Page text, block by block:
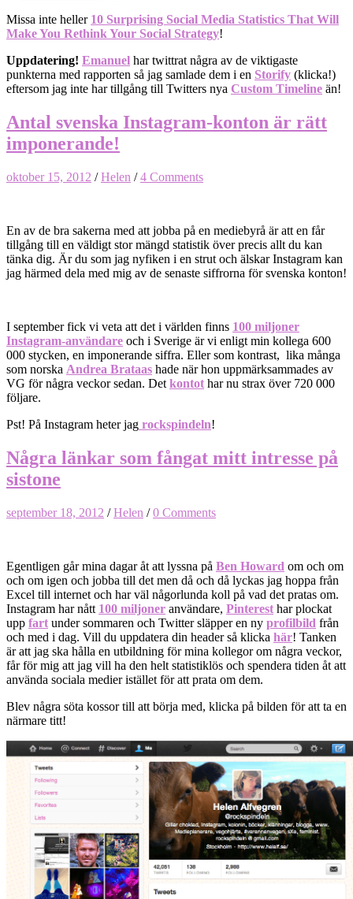
Missa inte heller 10 Surprising Social Media Statistics That Will
Make You Rethink Your Social Strategy!
Uppdatering! Emanuel har twittrat några av de viktigaste
punkterna med rapporten så jag samlade dem i en Storify (klicka!)
eftersom jag inte har tillgång till Twitters nya Custom Timeline än!
Antal svenska Instagram-konton är rätt
imponerande!
oktober 15, 2012 /Helen /4 Comments
En av de bra sakerna med att jobba på en mediebyrå är att en får
tillgång till en väldigt stor mängd statistik över precis allt du kan
tänka dig. Är du som jag nyfiken i en strut och älskar Instagram kan
jag härmed dela med mig av de senaste siffrorna för svenska konton!
I september fick vi veta att det i världen finns 100 miljoner
Instagram-användare och i Sverige är vi enligt min kollega 600
000 stycken, en imponerande siffra. Eller som kontrast, lika många
som norska Andrea Brataas hade när hon uppmärksammades av
VG för några veckor sedan. Det kontot har nu strax över 720 000
följare.
Pst! På Instagram heter jag rockspindeln!
Några länkar som fångat mitt intresse på
sistone
september 18, 2012 /Helen /0 Comments
Egentligen går mina dagar åt att lyssna på Ben Howard om och om
och om igen och jobba till det men då och då lyckas jag hoppa från
Excel till internet och har väl någorlunda koll på vad det pratas om.
Instagram har nått 100 miljoner användare, Pinterest har plockat
upp fart under sommaren och Twitter släpper en ny profilbild från
och med i dag. Vill du uppdatera din header så klicka här! Tanken
är att jag ska hålla en utbildning för mina kollegor om några veckor,
får för mig att jag vill ha den helt statistiklös och spendera tiden åt att
använda sociala medier istället för att prata om dem.
Blev några söta kossor till att börja med, klicka på bilden för att ta en
närmare titt!